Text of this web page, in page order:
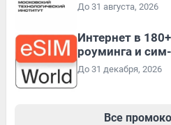
До 31 августа, 2026
Интернет в
роуминга и
До 31 декабря, 2026
Все